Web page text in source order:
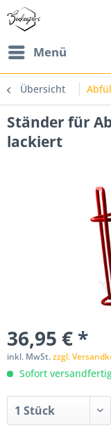
Menü
Übersicht
Ständer für
lackiert
36,95 € *
inkl. MwSt.zzgl.
Sofort